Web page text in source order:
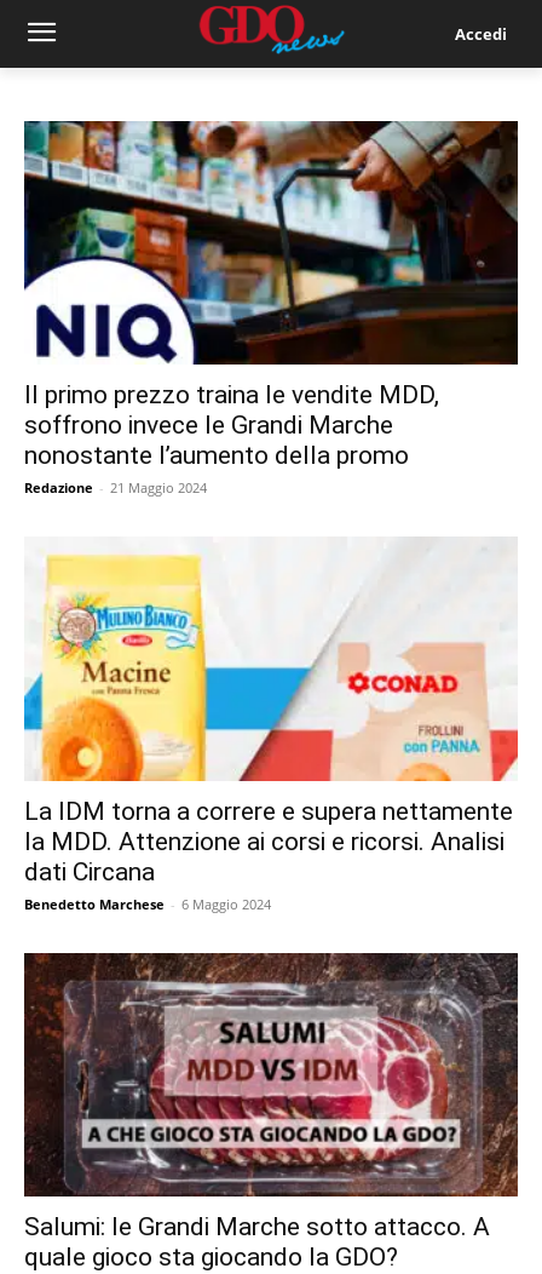
Accedi
Il primo prezzo traina le vendite MDD,
soffrono invece le Grandi Marche
nonostante l’aumento della promo
Redazione - 21 Maggio 2024
La IDM torna a correre e supera nettamente
la MDD. Attenzione ai corsi e ricorsi. Analisi
dati Circana
Benedetto Marchese - 6 Maggio 2024
Salumi: le Grandi Marche sotto attacco. A
quale gioco sta giocando la GDO?